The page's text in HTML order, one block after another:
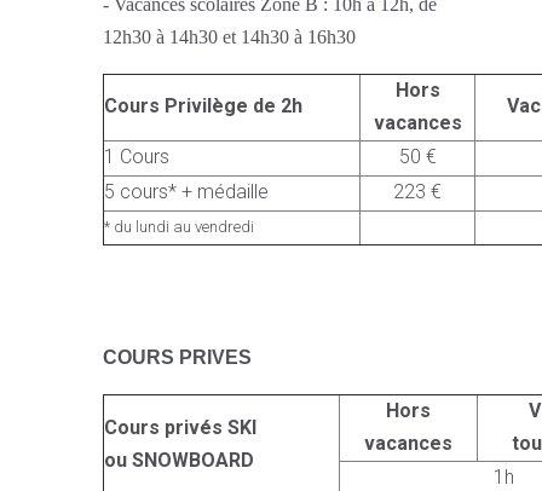
- Vacances scolaires Zone B : 10h à 12h, de
12h30 à 14h30 et 14h30 à 16h30
Cours Privilège de 2h
Hors
vacances
1 Cours
50 €
5 cours* + médaille
223 €
* du lundi au vendredi
COURS PRIVES
Cours privés SKI
ou SNOWBOARD
Hors
vacances
1h